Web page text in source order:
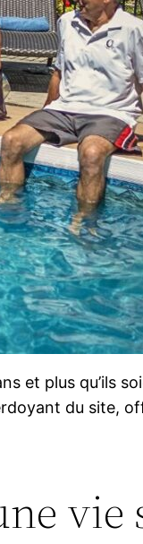
et plus qu’ils
du site,
vie